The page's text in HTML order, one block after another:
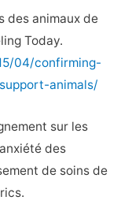
des animaux de
Today.
04/confirming-
animals/
sur les
des
de soins de